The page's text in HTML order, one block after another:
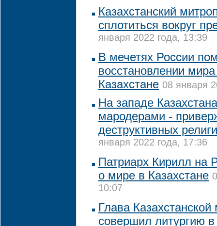
Казахстанский
сплотиться вокруг
января 2022 года, 13:39
В мечетях России
восстановлении
Казахстане 08 января
На западе
мародерами -
деструктивных
января 2022 года, 17:36
Патриарх Кирилл на
о мире в Казахстане
10:07
Глава
совершил литургию